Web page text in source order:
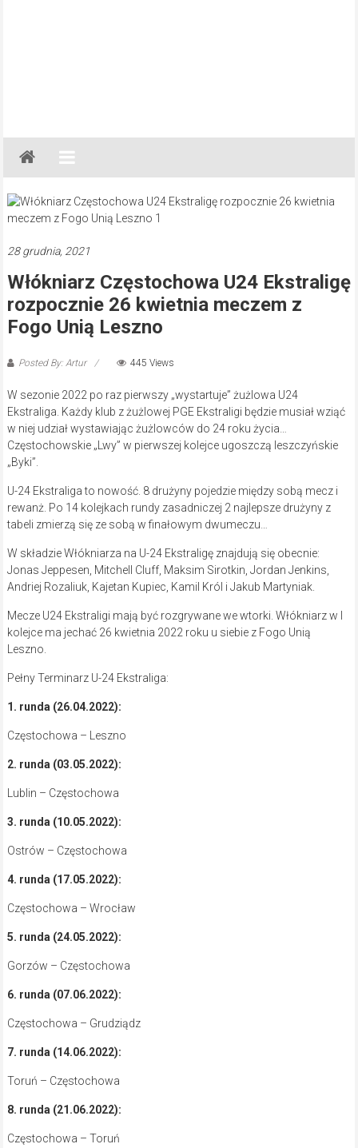
Gazeta
Regionalna
Częstochowa,
Kłobuck,
Myszków
28 grudnia, 2021
Włókniarz Częstochowa U24 Ekstraligę
rozpocznie 26 kwietnia meczem z
Fogo Unią Leszno
Posted By: Artur 445 Views
W sezonie 2022 po raz pierwszy „wystartuje” żużlowa U24
Ekstraliga. Każdy klub z żużlowej PGE Ekstraligi będzie musiał wziąć
w niej udział wystawiając żużlowców do 24 roku życia…
Częstochowskie „Lwy” w pierwszej kolejce ugoszczą leszczyńskie
„Byki”.
U-24 Ekstraliga to nowość. 8 drużyny pojedzie między sobą mecz i
rewanż. Po 14 kolejkach rundy zasadniczej 2 najlepsze drużyny z
tabeli zmierzą się ze sobą w finałowym dwumeczu…
W składzie Włókniarza na U-24 Ekstraligę znajdują się obecnie:
Jonas Jeppesen, Mitchell Cluff, Maksim Sirotkin, Jordan Jenkins,
Andriej Rozaliuk, Kajetan Kupiec, Kamil Król i Jakub Martyniak.
Mecze U24 Ekstraligi mają być rozgrywane we wtorki. Włókniarz w I
kolejce ma jechać 26 kwietnia 2022 roku u siebie z Fogo Unią
Leszno.
Pełny Terminarz U-24 Ekstraliga:
1. runda (26.04.2022):
Częstochowa – Leszno
2. runda (03.05.2022):
Lublin – Częstochowa
3. runda (10.05.2022):
Ostrów – Częstochowa
4. runda (17.05.2022):
Częstochowa – Wrocław
5. runda (24.05.2022):
Gorzów – Częstochowa
6. runda (07.06.2022):
Częstochowa – Grudziądz
7. runda (14.06.2022):
Toruń – Częstochowa
8. runda (21.06.2022):
Częstochowa – Toruń